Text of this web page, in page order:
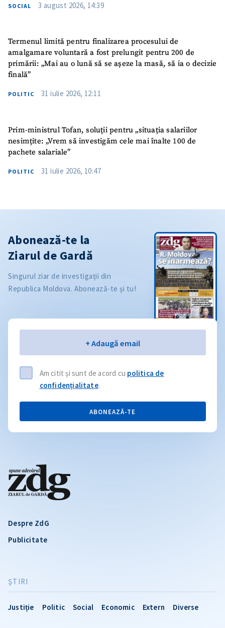
SOCIAL 3 august 2026, 14:39
Termenul limită pentru finalizarea procesului de
amalgamare voluntară a fost prelungit pentru 200 de
primării: „Mai au o lună să se așeze la masă, să ia o decizie
finală”
POLITIC 31 iulie 2026, 12:11
Prim-ministrul Tofan, soluții pentru „situația salariilor
nesimțite: „Vrem să investigăm cele mai înalte 100 de
pachete salariale”
POLITIC 31 iulie 2026, 10:47
Despre ZdG
Publicitate
ŞTIRI
Justiție Politic Social Economic Extern Diverse
Abonează-te la
Ziarul de Gardă
Singurul ziar de investigații din
Republica Moldova. Abonează-te și tu!
+ Adaugă email
Am citit și sunt de acord cu politica de
confidențialitate.
ABONEAZĂ-TE